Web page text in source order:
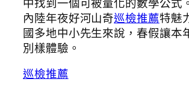
內陸年夜好河山奇巡檢推薦特魅
國多地中小先生來說，春假讓本
別樣體驗。
巡檢推薦